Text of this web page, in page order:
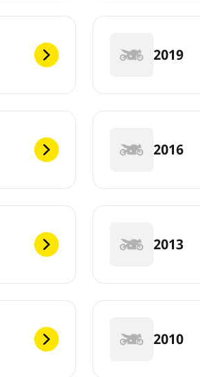
2019
2016
2013
2010